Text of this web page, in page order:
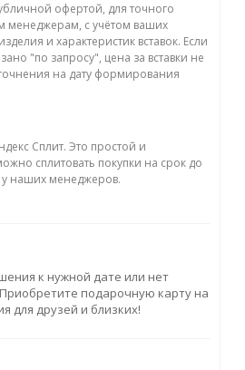
офертой, для точного
менеджерам, с учётом ваших
и характеристик вставок. Если
"по запросу", цена за вставки не
на дату формирования
Сплит. Это простой и
сплитовать покупки на срок до
наших менеджеров.
к нужной дате или нет
подарочную карту на
для друзей и близких!